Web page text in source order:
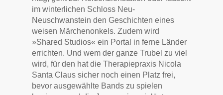
im winterlichen Schloss Neu-
Neuschwanstein den Geschichten eines
weisen Märchenonkels. Zudem wird
»Shared Studios« ein Portal in ferne Länder
errichten. Und wem der ganze Trubel zu viel
wird, für den hat die Therapiepraxis Nicola
Santa Claus sicher noch einen Platz frei,
bevor ausgewählte Bands zu spielen